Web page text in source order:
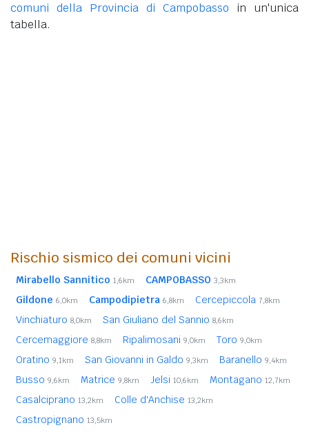
comuni della Provincia di Campobasso in un'unica
tabella.
Rischio sismico dei comuni vicini
Mirabello Sannitico 1,6km CAMPOBASSO 3,3km
Gildone 6,0km Campodipietra 6,8km Cercepiccola 7,8km
Vinchiaturo 8,0km San Giuliano del Sannio 8,6km
Cercemaggiore 8,8km Ripalimosani 9,0km Toro 9,0km
Oratino 9,1km San Giovanni in Galdo 9,3km Baranello 9,4km
Busso 9,6km Matrice 9,8km Jelsi 10,6km Montagano 12,7km
Casalciprano 13,2km Colle d'Anchise 13,2km
Castropignano 13,5km